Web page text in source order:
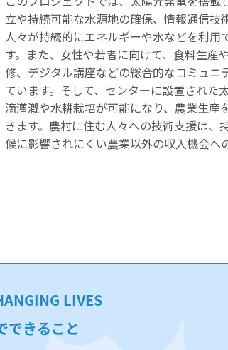
立や持続可能な水源地の確保、情報通信技
人々が持続的にエネルギーや水などを利用
す。また、女性や若者に向けて、食料生産
修、デジタル講座などの総合的なコミュニ
ています。そして、センターに設置された
滴灌漑や水耕栽培が可能になり、農業生産
きます。農村に住む人々への技術支援は、
候に影響されにくい農業以外の収入機会へ
LIVES
できること